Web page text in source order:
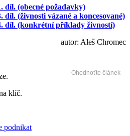
díl. (obecné požadavky)
díl. (živnosti vázané a koncesované)
díl. (konkrétní příklady živností)
autor: Aleš Chromec
Ohodnoťte článek
klíč.
podnikat